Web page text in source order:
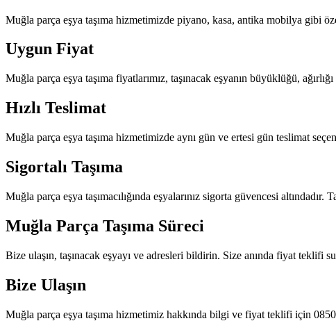
Muğla parça eşya taşıma hizmetimizde piyano, kasa, antika mobilya gibi
Uygun Fiyat
Muğla parça eşya taşıma fiyatlarımız, taşınacak eşyanın büyüklüğü,
Hızlı Teslimat
Muğla parça eşya taşıma hizmetimizde aynı gün ve ertesi gün teslimat
Sigortalı Taşıma
Muğla parça eşya taşımacılığında eşyalarınız sigorta güvencesi
Muğla Parça Taşıma Süreci
Bize ulaşın, taşınacak eşyayı ve adresleri bildirin. Size anında fiyat teklifi
Bize Ulaşın
Muğla parça eşya taşıma hizmetimiz hakkında bilgi ve fiyat teklifi için